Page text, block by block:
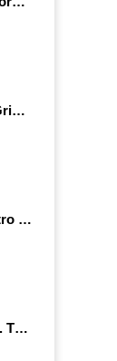
Podcast 25/26 - Ana Griott y los cuentos de las voces olvidadas
Podcast 25/26 - Nuestro huerto escolar
Charlas con expertos. T1, E5. David-Li Ilundáin Reviriego